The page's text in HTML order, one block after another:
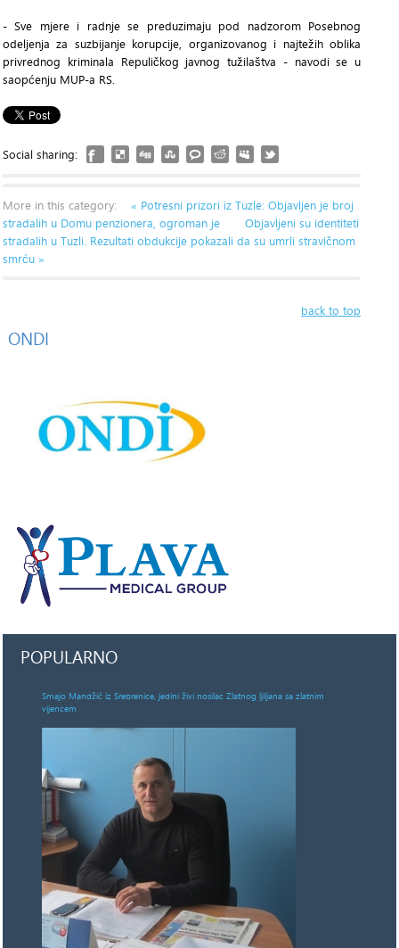
- Sve mjere i radnje se preduzimaju pod nadzorom Posebnog
odeljenja za suzbijanje korupcije, organizovanog i najtežih oblika
privrednog kriminala Repuličkog javnog tužilaštva - navodi se u
saopćenju MUP-a RS.
Social sharing:
More in this category:
« Potresni prizori iz Tuzle: Objavljen je broj
stradalih u Domu penzionera, ogroman je
Objavljeni su identiteti
stradalih u Tuzli. Rezultati obdukcije pokazali da su umrli stravičnom
smrću »
back to top
ONDI
POPULARNO
Smajo Mandžić iz Srebrenice, jedini živi nosilac Zlatnog ljiljana sa zlatnim
vijencem